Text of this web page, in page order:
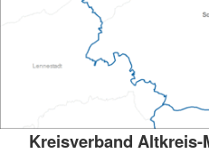
Kreisverband Altkreis-